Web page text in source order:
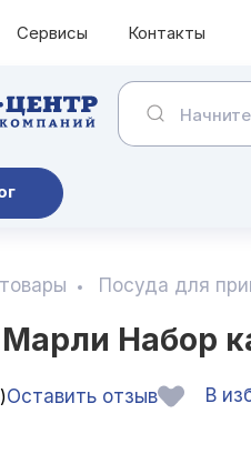
Сервисы Контакты
Посуда для
Марли Набор
Оставить отзыв В